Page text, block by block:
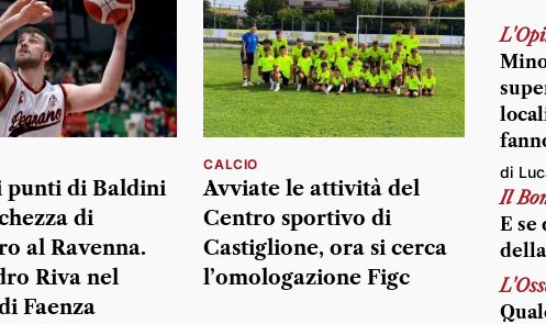
punti di Baldini
di
al Ravenna.
Riva nel
Faenza
CALCIO
Avviate le attività del
Centro sportivo di
Castiglione, ora si cerca
l’omologazione Figc
di
Il
E se